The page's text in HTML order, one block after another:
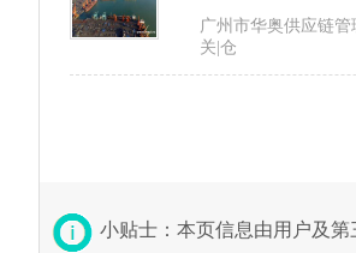
广州市华奥供应链
关|仓
小贴士：本页信息由用户及第